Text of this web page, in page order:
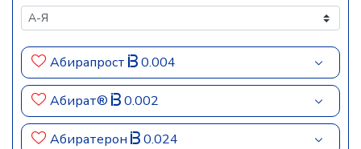
Абирапрост 0.004
Абират® 0.002
Абиратерон 0.024